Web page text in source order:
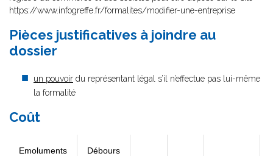
https://www.infogreffe.fr/formalites/modifier-une-entreprise
Pièces justificatives à joindre au
dossier
un pouvoir du représentant légal s’il n’effectue pas lui-même
la formalité
Coût
Emoluments
Débours